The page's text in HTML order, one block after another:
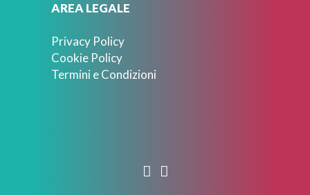
AREA LEGALE
Privacy Policy
Cookie Policy
Termini e Condizioni